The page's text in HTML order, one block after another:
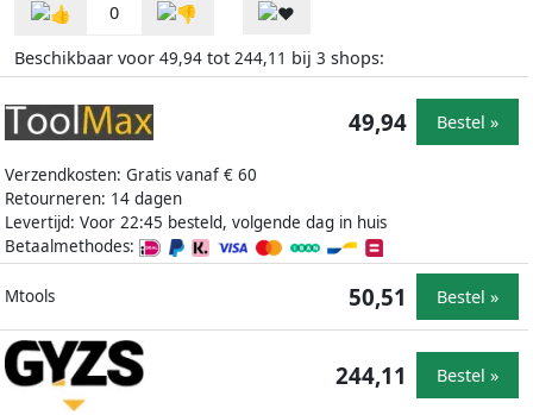
0
Beschikbaar voor 49,94 tot 244,11 bij 3 shops:
Verzendkosten: Gratis vanaf € 60
Retourneren: 14 dagen
Levertijd: Voor 22:45 besteld, volgende dag in huis
Betaalmethodes:
49,94 Bestel »
Mtools 50,51 Bestel »
244,11 Bestel »